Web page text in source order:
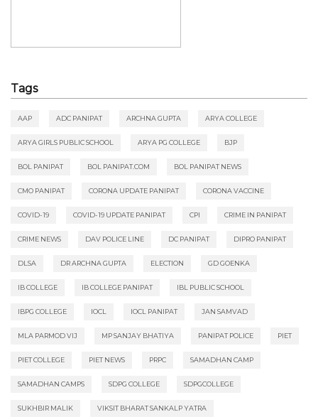
Tags
AAP ADC PANIPAT ARCHNA GUPTA ARYA COLLEGE
ARYA GIRLS PUBLIC SCHOOL ARYA PG COLLEGE BJP
BOL PANIPAT BOL PANIPAT.COM BOL PANIPAT NEWS
CMO PANIPAT CORONA UPDATE PANIPAT CORONA VACCINE
COVID-19 COVID-19 UPDATE PANIPAT CPI CRIME IN PANIPAT
CRIME NEWS DAV POLICE LINE DC PANIPAT DIPRO PANIPAT
DLSA DR ARCHNA GUPTA ELECTION GD GOENKA
IB COLLEGE IB COLLEGE PANIPAT IBL PUBLIC SCHOOL
IBPG COLLEGE IOCL IOCL PANIPAT JAN SAMVAD
MLA PARMOD VIJ MP SANJAY BHATIYA PANIPAT POLICE PIET
PIET COLLEGE PIET NEWS PRPC SAMADHAN CAMP
SAMADHAN CAMPS SDPG COLLEGE SDPGCOLLEGE
SUKHBIR MALIK VIKSIT BHARAT SANKALP YATRA